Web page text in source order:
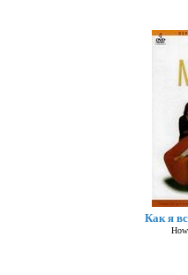
Как я